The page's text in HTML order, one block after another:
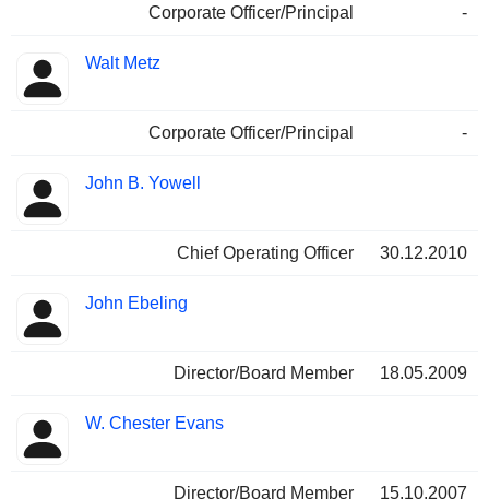
Corporate Officer/Principal -
Walt Metz
Corporate Officer/Principal -
John B. Yowell
Chief Operating Officer 30.12.2010
John Ebeling
Director/Board Member 18.05.2009
W. Chester Evans
Director/Board Member 15.10.2007